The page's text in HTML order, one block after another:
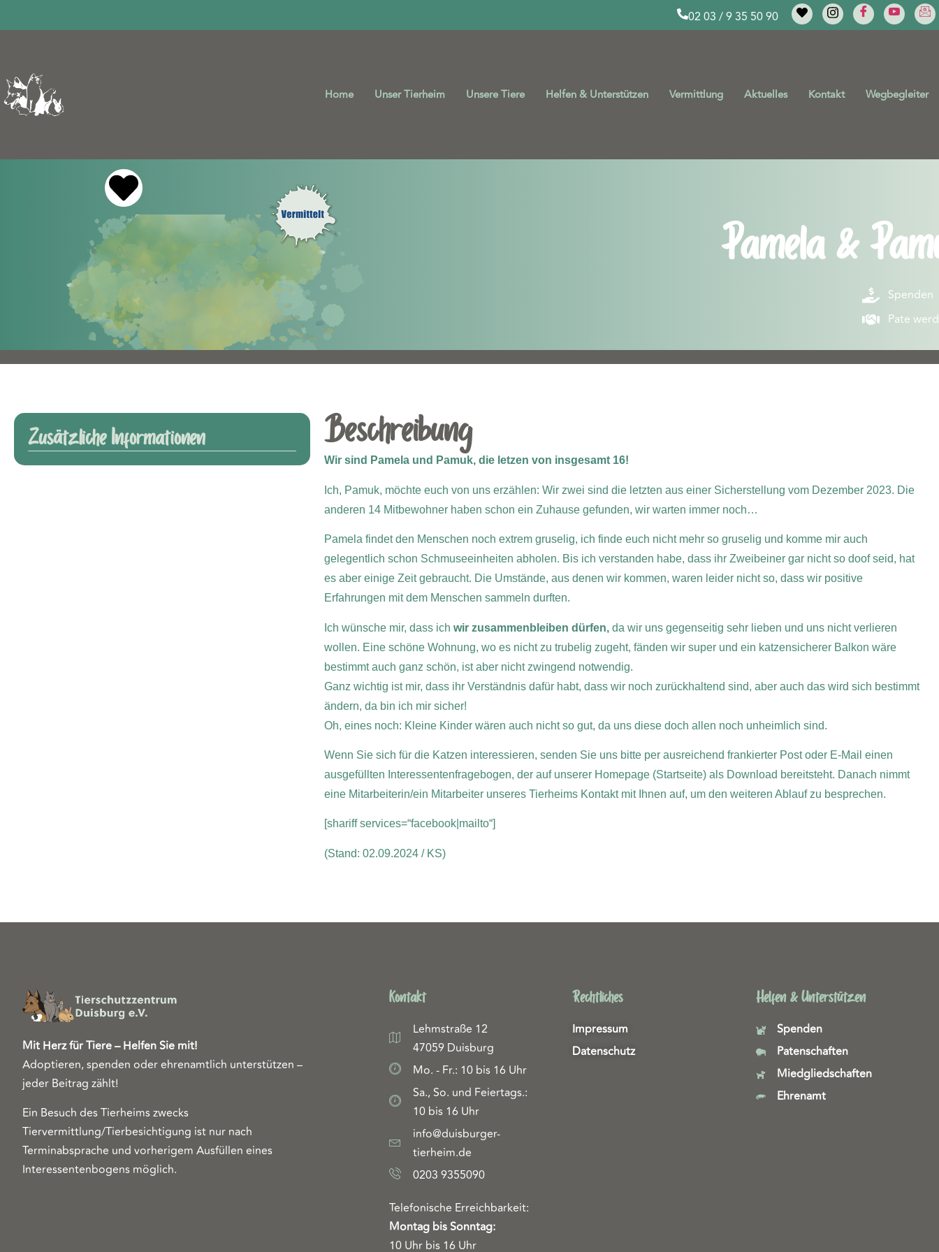
02 03 / 9 35 50 90
Home Unser Tierheim Unsere Tiere Helfen & Unterstützen Vermittlung Aktuelles Kontakt Wegbegleiter
Pamela &
Spenden
Pate
Zusätzliche Informationen Beschreibung
Wir sind Pamela und Pamuk, die letzen von insgesamt 16!
Ich, Pamuk, möchte euch von uns erzählen: Wir zwei sind die letzten aus einer Sicherstellung vom Dezember 2023. Die
anderen 14 Mitbewohner haben schon ein Zuhause gefunden, wir warten immer noch…
Pamela findet den Menschen noch extrem gruselig, ich finde euch nicht mehr so gruselig und komme mir auch
gelegentlich schon Schmuseeinheiten abholen. Bis ich verstanden habe, dass ihr Zweibeiner gar nicht so doof seid, hat
es aber einige Zeit gebraucht. Die Umstände, aus denen wir kommen, waren leider nicht so, dass wir positive
Erfahrungen mit dem Menschen sammeln durften.
Ich wünsche mir, dass ich wir zusammenbleiben dürfen,da wir uns gegenseitig sehr lieben und uns nicht verlieren
wollen. Eine schöne Wohnung, wo es nicht zu trubelig zugeht, fänden wir super und ein katzensicherer Balkon wäre
bestimmt auch ganz schön, ist aber nicht zwingend notwendig.
Ganz wichtig ist mir, dass ihr Verständnis dafür habt, dass wir noch zurückhaltend sind, aber auch das wird sich bestimmt
ändern, da bin ich mir sicher!
Oh, eines noch: Kleine Kinder wären auch nicht so gut, da uns diese doch allen noch unheimlich sind.
Wenn Sie sich für die Katzen interessieren, senden Sie uns bitte per ausreichend frankierter Post oder E-Mail einen
ausgefüllten Interessentenfragebogen, der auf unserer Homepage (Startseite) als Download bereitsteht. Danach nimmt
eine Mitarbeiterin/ein Mitarbeiter unseres Tierheims Kontakt mit Ihnen auf, um den weiteren Ablauf zu besprechen.
[shariff services=“facebook|mailto“]
(Stand: 02.09.2024 / KS)
Mit Herz für Tiere – Helfen Sie mit!
Adoptieren, spenden oder ehrenamtlich unterstützen –
jeder Beitrag zählt!
Ein Besuch des Tierheims zwecks
Tiervermittlung/Tierbesichtigung ist nur nach
Terminabsprache und vorherigem Ausfüllen eines
Interessentenbogens möglich.
Kontakt
Lehmstraße 12
47059 Duisburg
Mo. - Fr.: 10 bis 16 Uhr
Sa., So. und Feiertags.:
10 bis 16 Uhr
info@duisburger-
tierheim.de
0203 9355090
Telefonische Erreichbarkeit:
Montag bis Sonntag:
10 Uhr bis 16 Uhr
Rechtliches
Impressum
Datenschutz
Helfen & Unterstützen
Spenden
Patenschaften
Miedgliedschaften
Ehrenamt